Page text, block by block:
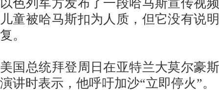
以色列军方发布了一段哈马斯宣传视
儿童被哈马斯扣为人质，但它没有说
复。
美国总统拜登周日在亚特兰大莫尔豪
演讲时表示，他呼吁加沙“立即停火”。